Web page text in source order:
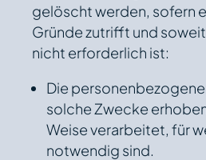
gelöscht werden, sofern
Gründe zutrifft und
nicht erforderlich ist:
Die
solche Zwecke
Weise verarbeitet, für
notwendig sind.